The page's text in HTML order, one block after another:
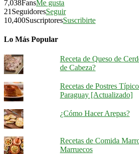
7,038FansMe gusta
21 SeguidoresSeguir
10,400SuscriptoresSuscribirte
Lo Más Popular
Receta de Queso de
de Cabeza?
Recetas de Postres
Paraguay [Actualizado]
¿Cómo Hacer Arepas?
Recetas de Comida
Marruecos